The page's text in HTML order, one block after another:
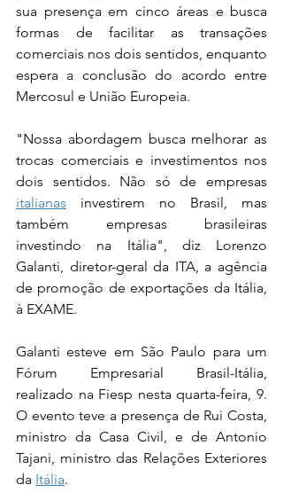
sua presença em cinco áreas e busca
formas de facilitar as transações
comerciais nos dois sentidos, enquanto
espera a conclusão do acordo entre
Mercosul e União Europeia.
"Nossa abordagem busca melhorar as
trocas comerciais e investimentos nos
italianas investirem no Brasil, mas
também empresas brasileiras
investindo na Itália", diz Lorenzo
Galanti, diretor-geral da ITA, a agência
de promoção de exportações da Itália,
à EXAME.
Galanti esteve em São Paulo para um
Fórum Empresarial Brasil-Itália,
realizado na Fiesp nesta quarta-feira, 9.
O evento teve a presença de Rui Costa,
ministro da Casa Civil, e de Antonio
Tajani, ministro das Relações Exteriores
da Itália.